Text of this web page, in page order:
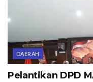
DAERAH
Pelantikan DPD